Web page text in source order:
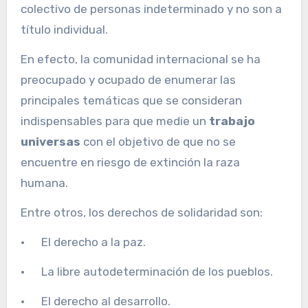
colectivo de personas indeterminado y no son a
título individual.
En efecto, la comunidad internacional se ha
preocupado y ocupado de enumerar las
principales temáticas que se consideran
indispensables para que medie un trabajo
universas con el objetivo de que no se
encuentre en riesgo de extinción la raza
humana.
Entre otros, los derechos de solidaridad son:
· El derecho a la paz.
· La libre autodeterminación de los pueblos.
· El derecho al desarrollo.